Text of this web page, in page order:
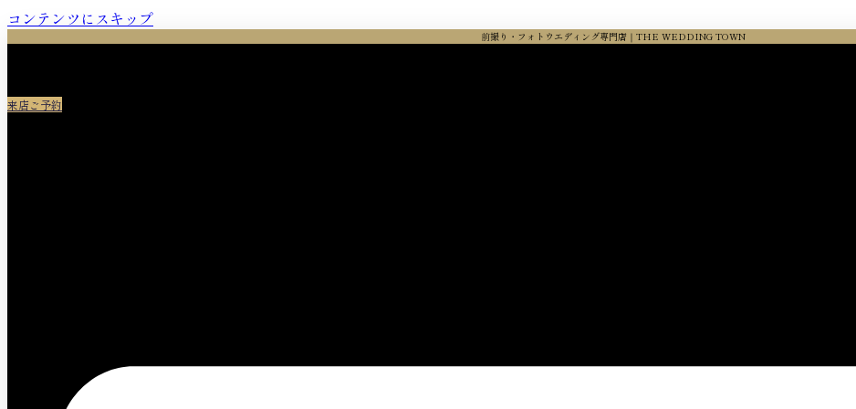
コンテンツにスキップ
前撮り・フォトウエディング専門店｜THE WEDDING TOWN
来店ご予約